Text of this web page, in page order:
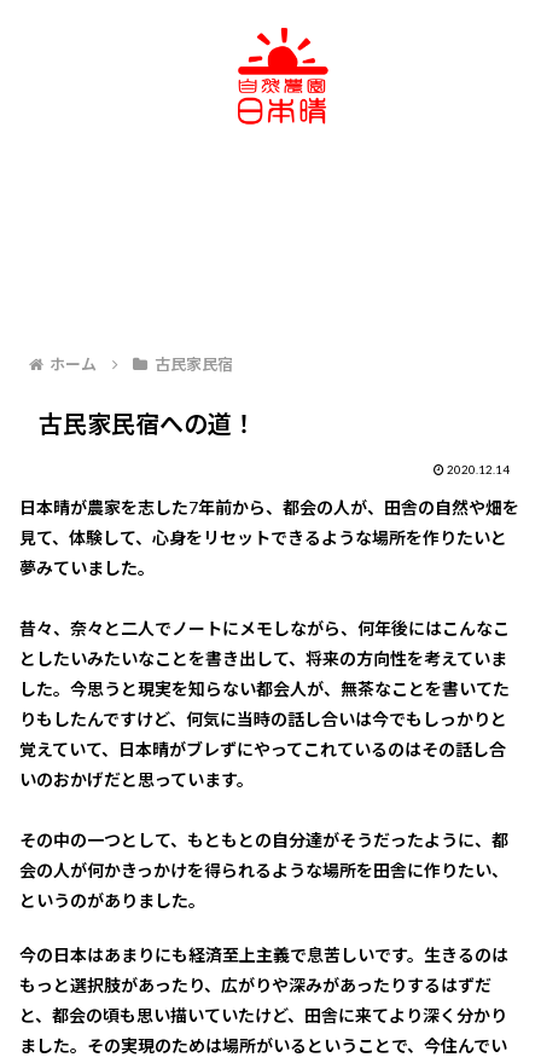
ホーム 古民家民宿
古民家民宿への道！
2020.12.14
日本晴が農家を志した7年前から、都会の人が、田舎の自然や畑を
見て、体験して、心身をリセットできるような場所を作りたいと
夢みていました。
昔々、奈々と二人でノートにメモしながら、何年後にはこんなこ
としたいみたいなことを書き出して、将来の方向性を考えていま
した。今思うと現実を知らない都会人が、無茶なことを書いてた
りもしたんですけど、何気に当時の話し合いは今でもしっかりと
覚えていて、日本晴がブレずにやってこれているのはその話し合
いのおかげだと思っています。
その中の一つとして、もともとの自分達がそうだったように、都
会の人が何かきっかけを得られるような場所を田舎に作りたい、
というのがありました。
今の日本はあまりにも経済至上主義で息苦しいです。生きるのは
もっと選択肢があったり、広がりや深みがあったりするはずだ
と、都会の頃も思い描いていたけど、田舎に来てより深く分かり
ました。その実現のためは場所がいるということで、今住んでい